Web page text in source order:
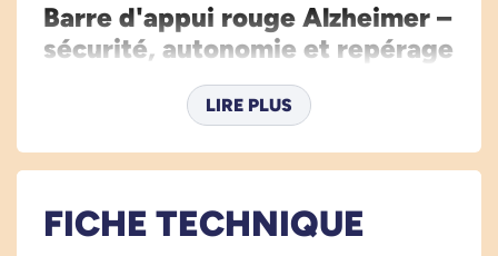
Barre d'appui rouge Alzheimer –
sécurité, autonomie et repérage
optimal pour la maison
barre d'appui muralerouge Alzheimer est
pensée pour offrir un appui fiable et facilement
cognitifs, de désorientation, de malvoyance ou
tout simplement en perte d’autonomie. Sa
LIRE PLUS
FICHE TECHNIQUE